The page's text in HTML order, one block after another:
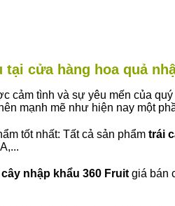
cửa hàng hoa quả
cảm tình và sự yêu mến của quý
mạnh mẽ như hiện nay một
tốt nhất: Tất cả sản phẩm trái
nhập khẩu 360 Fruit giá bán